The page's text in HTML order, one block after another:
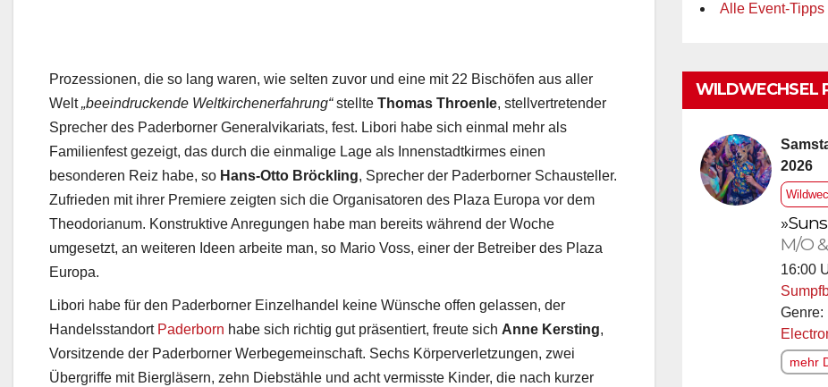
Prozessionen, die so lang waren, wie selten zuvor und eine mit 22 Bischöfen aus aller
Welt„beeindruckende Weltkirchenerfahrung“stellte Thomas Throenle, stellvertretender
Sprecher des Paderborner Generalvikariats, fest. Libori habe sich einmal mehr als
Familienfest gezeigt, das durch die einmalige Lage als Innenstadtkirmes einen
besonderen Reiz habe, so Hans-Otto Bröckling, Sprecher der Paderborner Schausteller.
Zufrieden mit ihrer Premiere zeigten sich die Organisatoren des Plaza Europa vor dem
Theodorianum. Konstruktive Anregungen habe man bereits während der Woche
umgesetzt, an weiteren Ideen arbeite man, so Mario Voss, einer der Betreiber des Plaza
Europa.
Libori habe für den Paderborner Einzelhandel keine Wünsche offen gelassen, der
Handelsstandort Paderborn habe sich richtig gut präsentiert, freute sich Anne Kersting,
Vorsitzende der Paderborner Werbegemeinschaft. Sechs Körperverletzungen, zwei
Übergriffe mit Biergläsern, zehn Diebstähle und acht vermisste Kinder, die nach kurzer
Alle Event-Tipps
WILDWECHSEL
2026
M/O
16:00
Genre:
mehr